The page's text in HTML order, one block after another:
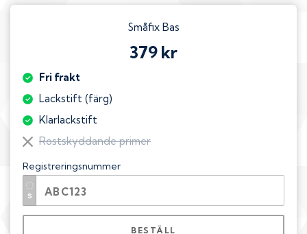
Småfix Bas
379 kr
Fri frakt
Lackstift (färg)
Klarlackstift
Rostskyddande primer
Registreringsnummer
BESTÄLL